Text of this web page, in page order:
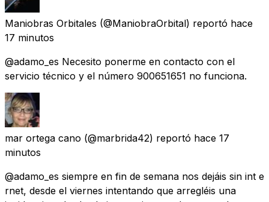
Maniobras Orbitales (@ManiobraOrbital) reportó hace
17 minutos
@adamo_es Necesito ponerme en contacto con el
servicio técnico y el número 900651651 no funciona.
mar ortega cano (@marbrida42) reportó hace 17
minutos
@adamo_es siempre en fin de semana nos dejáis sin int e
rnet, desde el viernes intentando que arregléis una